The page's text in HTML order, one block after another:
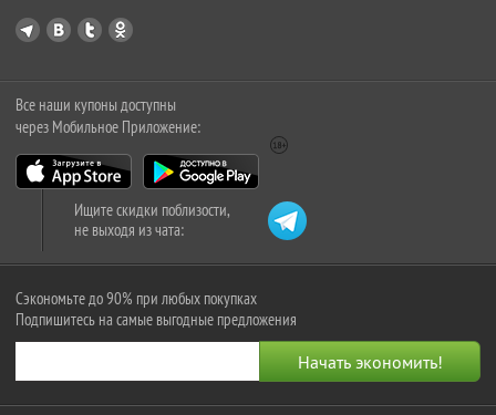
Все наши купоны доступны
через Мобильное Приложение:
Ищите скидки поблизости,
не выходя из чата:
Сэкономьте до 90% при любых покупках
Подпишитесь на самые выгодные предложения